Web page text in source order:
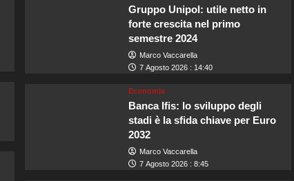
Gruppo Unipol: utile netto in
forte crescita nel primo
semestre 2024
Marco Vaccarella
7 Agosto 2026 : 14:40
Economia
Banca Ifis: lo sviluppo degli
stadi è la sfida chiave per Euro
2032
Marco Vaccarella
7 Agosto 2026 : 8:45